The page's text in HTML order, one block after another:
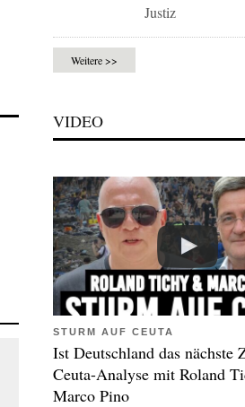
Justiz
Weitere >>
VIDEO
STURM AUF CEUTA
Ist Deutschland das nächste
Ceuta-Analyse mit Roland
Marco Pino